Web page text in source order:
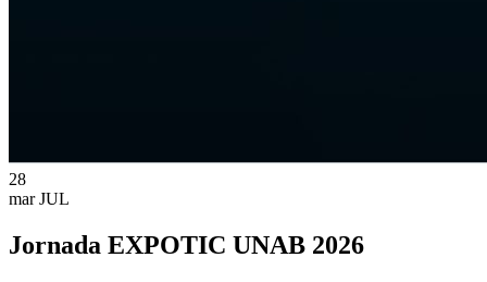
28
mar JUL
Jornada EXPOTIC UNAB 2026